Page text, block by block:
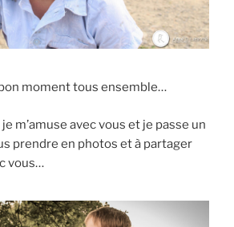
moment tous ensemble…
m’amuse avec vous et je passe un
prendre en photos et à partager
vous…